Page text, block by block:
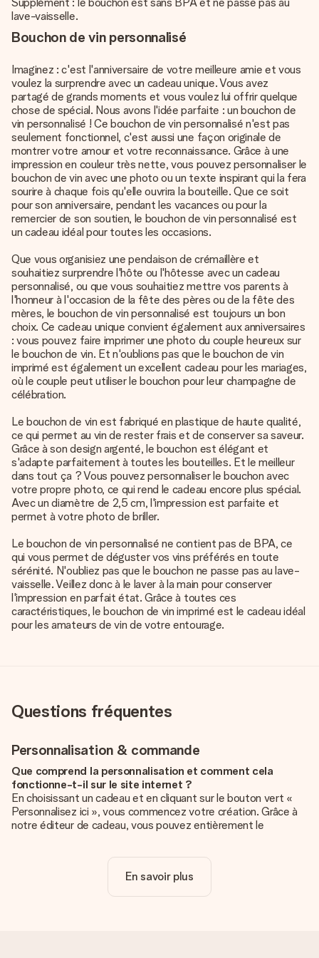
lave-vaisselle.
Bouchon de vin personnalisé
Imaginez : c'est l'anniversaire de votre meilleure amie et vous
voulez la surprendre avec un cadeau unique. Vous avez
partagé de grands moments et vous voulez lui offrir quelque
chose de spécial. Nous avons l'idée parfaite : un bouchon de
vin personnalisé ! Ce bouchon de vin personnalisé n'est pas
seulement fonctionnel, c'est aussi une façon originale de
montrer votre amour et votre reconnaissance. Grâce à une
impression en couleur très nette, vous pouvez personnaliser le
bouchon de vin avec une photo ou un texte inspirant qui la fera
sourire à chaque fois qu'elle ouvrira la bouteille. Que ce soit
pour son anniversaire, pendant les vacances ou pour la
remercier de son soutien, le bouchon de vin personnalisé est
un cadeau idéal pour toutes les occasions.
Que vous organisiez une pendaison de crémaillère et
souhaitiez surprendre l'hôte ou l'hôtesse avec un cadeau
personnalisé, ou que vous souhaitiez mettre vos parents à
l'honneur à l'occasion de la fête des pères ou de la fête des
mères, le bouchon de vin personnalisé est toujours un bon
choix. Ce cadeau unique convient également aux anniversaires
: vous pouvez faire imprimer une photo du couple heureux sur
le bouchon de vin. Et n'oublions pas que le bouchon de vin
imprimé est également un excellent cadeau pour les mariages,
où le couple peut utiliser le bouchon pour leur champagne de
célébration.
Le bouchon de vin est fabriqué en plastique de haute qualité,
ce qui permet au vin de rester frais et de conserver sa saveur.
Grâce à son design argenté, le bouchon est élégant et
s'adapte parfaitement à toutes les bouteilles. Et le meilleur
dans tout ça ? Vous pouvez personnaliser le bouchon avec
votre propre photo, ce qui rend le cadeau encore plus spécial.
Avec un diamètre de 2,5 cm, l'impression est parfaite et
permet à votre photo de briller.
Le bouchon de vin personnalisé ne contient pas de BPA, ce
qui vous permet de déguster vos vins préférés en toute
sérénité. N'oubliez pas que le bouchon ne passe pas au lave-
vaisselle. Veillez donc à le laver à la main pour conserver
l'impression en parfait état. Grâce à toutes ces
caractéristiques, le bouchon de vin imprimé est le cadeau idéal
pour les amateurs de vin de votre entourage.
Questions fréquentes
Personnalisation & commande
Que comprend la personnalisation et comment cela
fonctionne-t-il sur le site internet ?
En choisissant un cadeau et en cliquant sur le bouton vert «
Personnalisez ici », vous commencez votre création. Grâce à
notre éditeur de cadeau, vous pouvez entièrement le
unique pour ajouter une touche finale à votre cadeau.
La personnalisation est-elle comprise dans le prix ?
En savoir plus